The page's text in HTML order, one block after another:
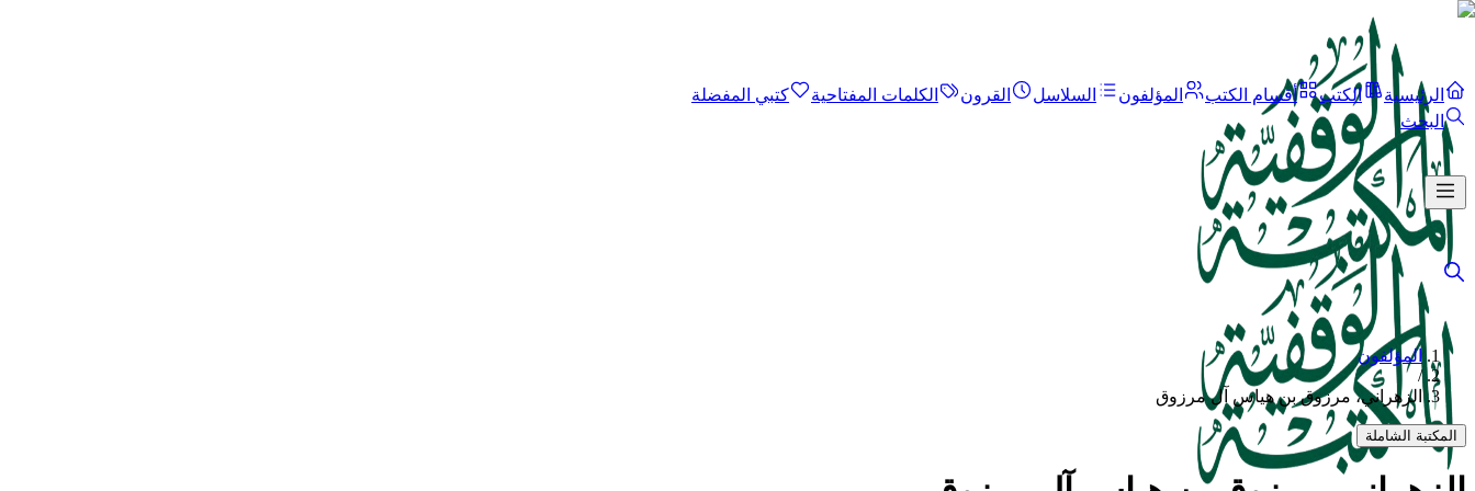
الرئيسية الكتب أقسام الكتب المؤلفون السلاسل القرون الكلمات المفتاحية
كتبي المفضلة
البحث
المؤلفون
/
الزهراني، مرزوق بن هياس آل مرزوق
المكتبة الشاملة